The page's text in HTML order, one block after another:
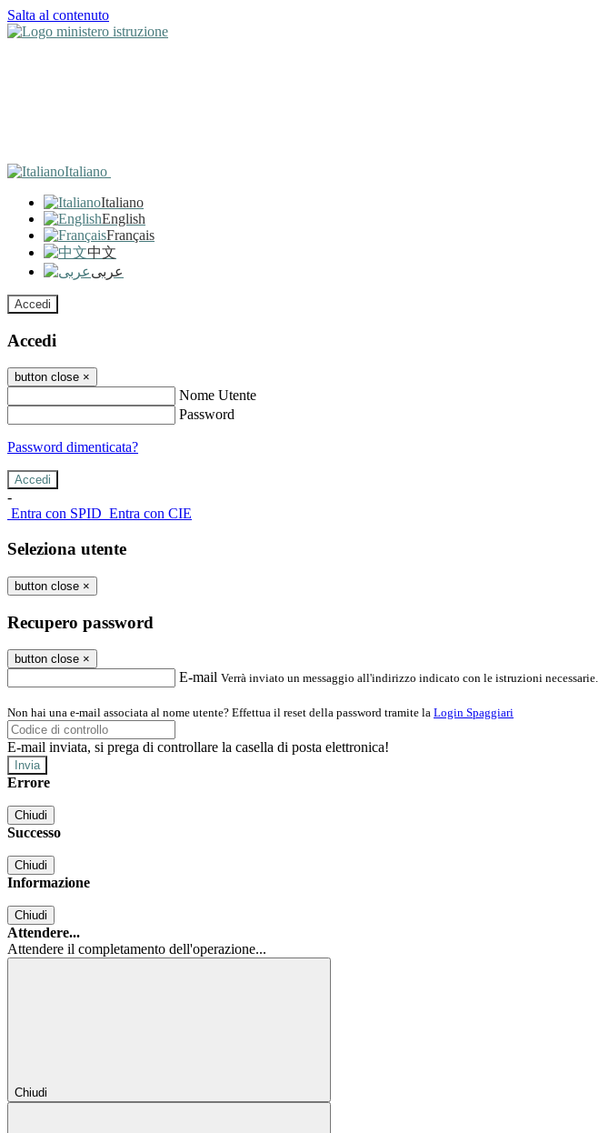
Salta al contenuto
Italiano
Italiano
English
Français
中文
عربى
Accedi
Accedi
button close ×
Nome Utente
Password
Password dimenticata?
-
Entra con SPID Entra con CIE
Seleziona utente
button close ×
Recupero password
button close ×
E-mail Verrà inviato un messaggio all'indirizzo indicato con le istruzioni necessarie.
Non hai una e-mail associata al nome utente? Effettua il reset della password tramite la Login Spaggiari
E-mail inviata, si prega di controllare la casella di posta elettronica!
Errore
Chiudi
Successo
Chiudi
Informazione
Chiudi
Attendere...
Attendere il completamento dell'operazione...
Chiudi